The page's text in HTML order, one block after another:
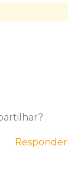
Responder